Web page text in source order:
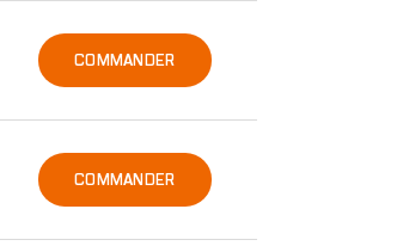
COMMANDER
COMMANDER